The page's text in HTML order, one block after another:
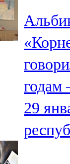
106,1
Кама
71,51
107,9
годам
29